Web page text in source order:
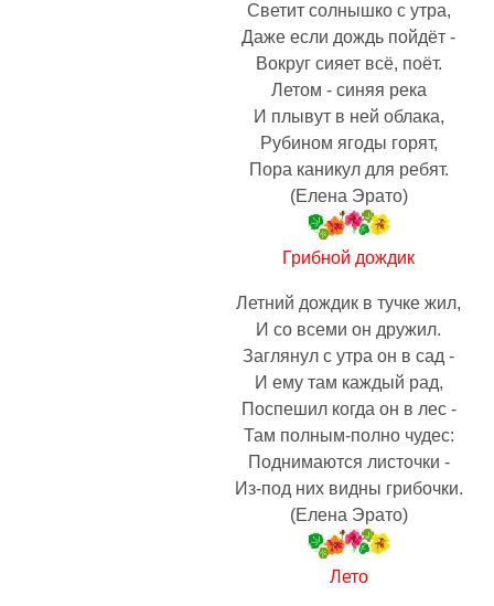
Светит солнышко с утра,
Даже если дождь пойдёт -
Вокруг сияет всё, поёт.
Летом - синяя река
И плывут в ней облака,
Рубином ягоды горят,
Пора каникул для ребят.
(Елена Эрато)
Грибной дождик
Летний дождик в тучке жил,
И со всеми он дружил.
Заглянул с утра он в сад -
И ему там каждый рад,
Поспешил когда он в лес -
Там полным-полно чудес:
Поднимаются листочки -
Из-под них видны грибочки.
(Елена Эрато)
Лето